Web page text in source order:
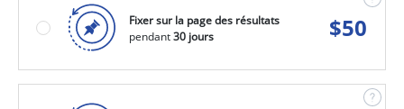
Fixer sur la page des résultats
pendant30 jours $50